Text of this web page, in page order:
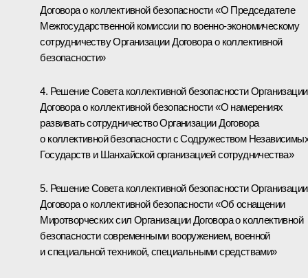
Договора о коллективной безопасности «О Председателе
Межгосударственной комиссии по военно-экономическому
сотрудничеству Организации Договора о коллективной
безопасности»
4. Решение Совета коллективной безопасности Организации
Договора о коллективной безопасности «О намерениях
развивать сотрудничество Организации Договора
о коллективной безопасности с Содружеством
Государств и Шанхайской организацией сотрудничества»
5. Решение Совета коллективной безопасности Организации
Договора о коллективной безопасности «Об оснащении
Миротворческих сил Организации Договора о коллективной
безопасности современными вооружением, военной
и специальной техникой, специальными средствами»